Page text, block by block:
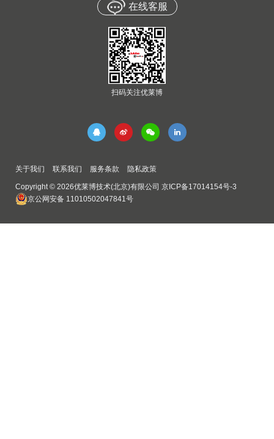
在线客服
扫码关注优莱博
关于我们 联系我们 服务条款 隐私政策
Copyright © 2026优莱博技术(北京)有限公司 京ICP备17014154号-3
京公网安备 11010502047841号